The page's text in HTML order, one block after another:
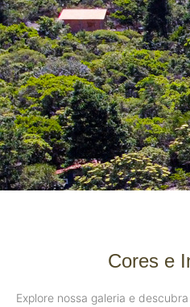
Cores e
Explore nossa galeria e